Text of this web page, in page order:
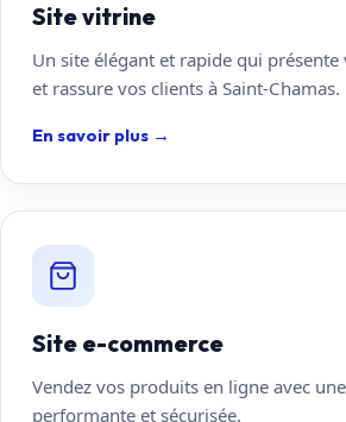
Site vitrine
Un site élégant et rapide qui
et rassure vos clients à Saint-Chamas.
En savoir plus →
Site e-commerce
Vendez vos produits en ligne avec
performante et sécurisée.